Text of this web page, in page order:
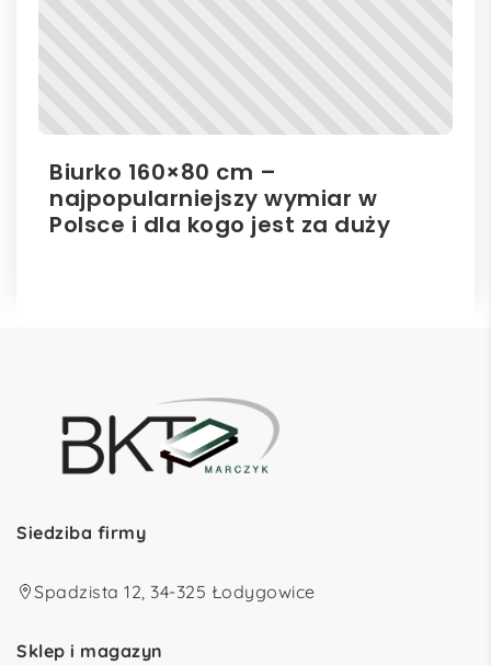
Biurko 160×80 cm –
najpopularniejszy wymiar w
Polsce i dla kogo jest za duży
Siedziba firmy
Spadzista 12, 34-325 Łodygowice
Sklep i magazyn